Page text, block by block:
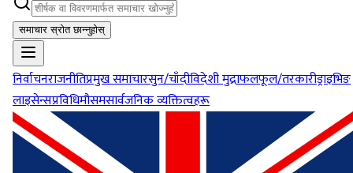
समाचार स्रोत छान्नुहोस्
निर्वाचनराजनीतिप्रमुख समाचारसुन/चाँदीविदेशी मुद्राफलफूल/तरकारीड्राइभिङ
लाइसेन्सप्रविधिमौसमसार्वजनिक व्यक्तित्वहरू